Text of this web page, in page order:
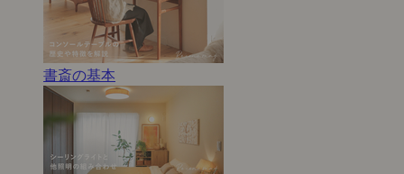
書斎の基本